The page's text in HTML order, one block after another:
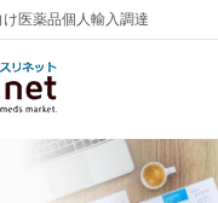
医薬品個人輸入調達